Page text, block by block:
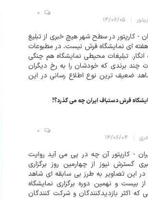
۱۴/۰۶/۰۵
0
- کارپتور در سطح شهر هیچ خبری از تبلیغ
ای نمایشگاه فرش نیست، در مطبوعات
تبلیغات محیطی نمایشگاه هم چنگی
چند برندی که خودشان را به رخ دیگران
شاهد ضعیف ترین نوع اطلاع رسانی در این
فرش دستباف ایران چه می گذرد؟!
۱۴/۰۶/۰۴
0
- کارپتور آن چه در پی می آید روایت
گسترش نیوز از چهارمین روز برگزاری
این تصاویر به طرز بی سابقه ای شاهد
از بیست و نهمین دوره برگزاری نمایشگاه
اکثر بازدیدکنندگان و شرکت کنندگان